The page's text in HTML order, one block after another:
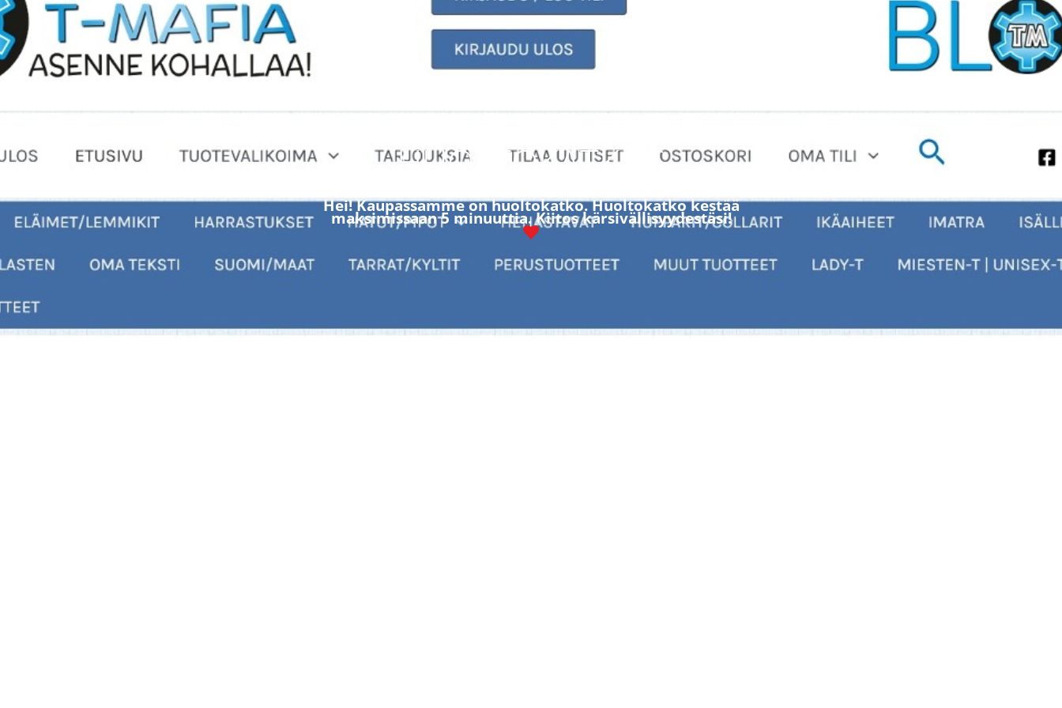
KAUPASSA ON
HUOLTOKATKOS
Hei! Kaupassamme on huoltokatko. Huoltokatko kestää
maksimissaan 5 minuuttia. Kiitos kärsivällisyydestäsi!